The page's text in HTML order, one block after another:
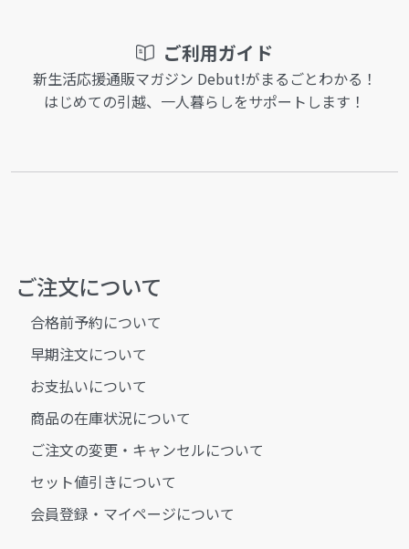
ご利用ガイド
新生活応援通販マガジン Debut!がまるごとわかる！
はじめての引越、一人暮らしをサポートします！
ご注文について
合格前予約について
早期注文について
お支払いについて
商品の在庫状況について
ご注文の変更・キャンセルについて
セット値引きについて
会員登録・マイページについて